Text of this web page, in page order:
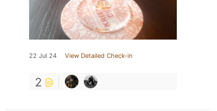
22 Jul 24 View Detailed Check-in
2